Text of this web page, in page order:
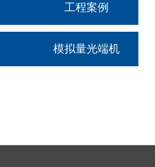
工程案例
模拟量光端机